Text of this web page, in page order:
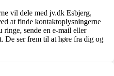
vil dele med jv.dk Esbjerg,
at finde kontaktoplysningerne
ringe, sende en e-mail eller
De ser frem til at høre fra dig og